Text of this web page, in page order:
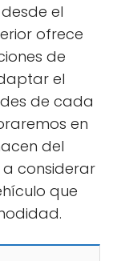
el
ofrece
de
el
de cada
en
del
a considerar
que